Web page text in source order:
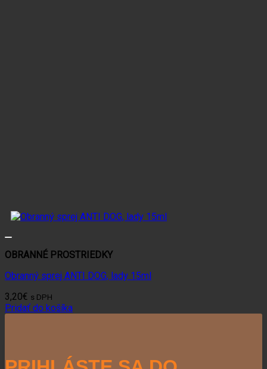
OBRANNÉ PROSTRIEDKY
Obranný sprej ANTI DOG, lady 15ml
3,20€ s DPH
Pridať do košíka